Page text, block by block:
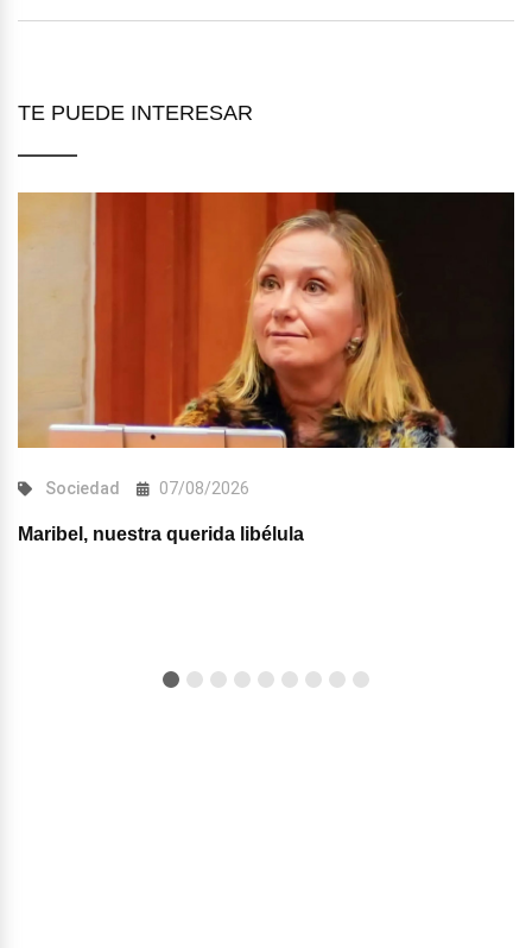
TE PUEDE INTERESAR
Sociedad 07/08/2026
Maribel, nuestra querida libélula